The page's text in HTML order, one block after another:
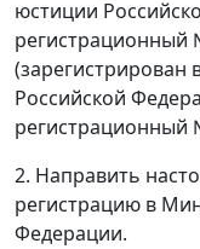
юстиции
регистрационный
(зарегистрирован
Российской
регистрационный
2. Направить
регистрацию в
Федерации.